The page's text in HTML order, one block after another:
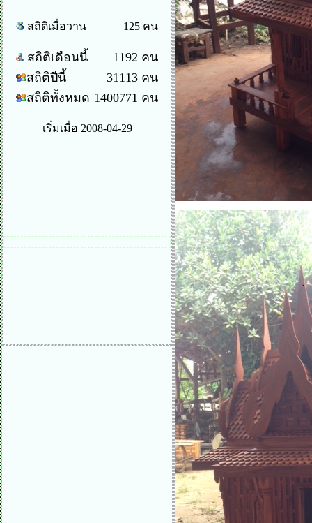
สถิติเมื่อวาน 125 คน
สถิติเดือนนี้
สถิติปีนี้
สถิติทั้งหมด
1192 คน
31113 คน
1400771 คน
เริ่มเมื่อ 2008-04-29